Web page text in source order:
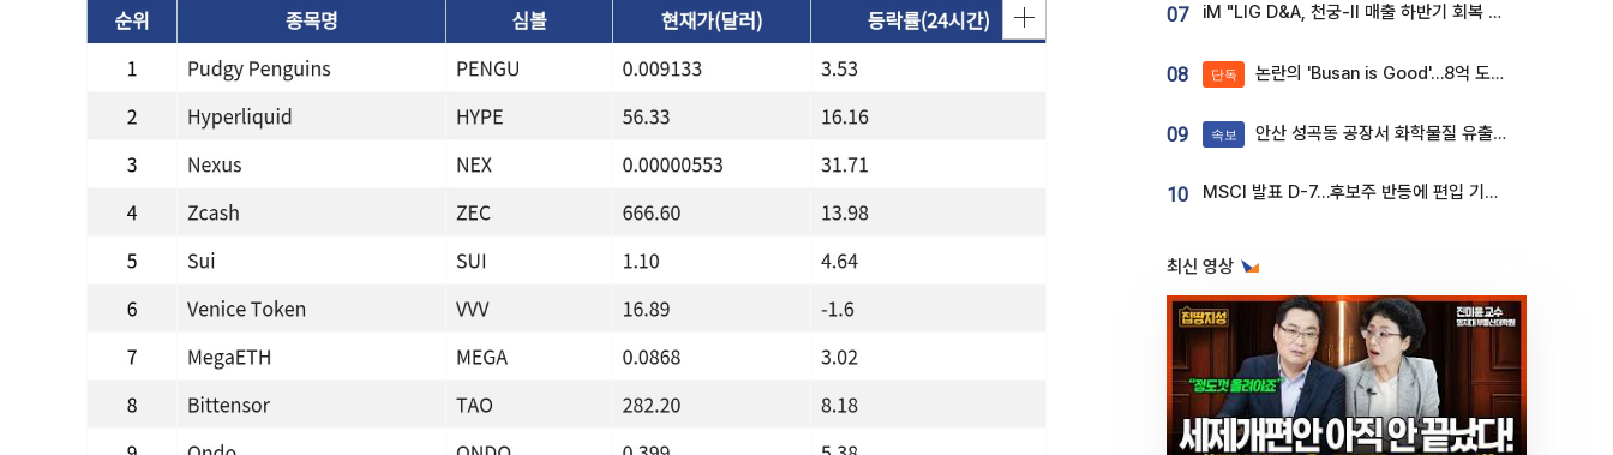
07 iM "LIG D&A, 천궁-II 매출 하반기 회복 전망…방산 톱픽 유지"
08 단독 논란의 'Busan is Good'…8억 도시브랜드, 용산 대통령실 CI 업체가 수행
09 속보 안산 성곡동 공장서 화학물질 유출 사고 발생
10 MSCI 발표 D-7…후보주 반등에 편입 기대 재점화
최신 영상